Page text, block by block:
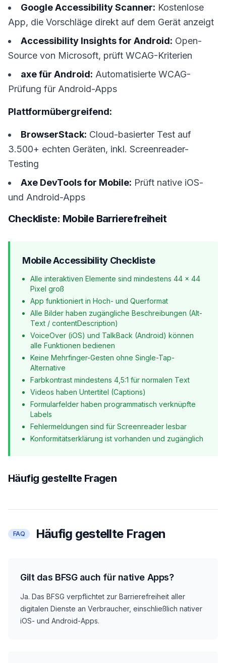
Google Accessibility Scanner: Kostenlose
App, die Vorschläge direkt auf dem Gerät anzeigt
Accessibility Insights for Android: Open-
Source von Microsoft, prüft WCAG-Kriterien
axe für Android: Automatisierte WCAG-
Prüfung für Android-Apps
Plattformübergreifend:
BrowserStack: Cloud-basierter Test auf
3.500+ echten Geräten, inkl. Screenreader-
Testing
Axe DevTools for Mobile: Prüft native iOS-
und Android-Apps
Checkliste: Mobile Barrierefreiheit
Mobile Accessibility Checkliste
Alle interaktiven Elemente sind mindestens 44 × 44
Pixel groß
App funktioniert in Hoch- und Querformat
Alle Bilder haben zugängliche Beschreibungen (Alt-
Text / contentDescription)
VoiceOver (iOS) und TalkBack (Android) können
alle Funktionen bedienen
Keine Mehrfinger-Gesten ohne Single-Tap-
Alternative
Farbkontrast mindestens 4,5:1 für normalen Text
Videos haben Untertitel (Captions)
Formularfelder haben programmatisch verknüpfte
Labels
Fehlermeldungen sind für Screenreader lesbar
Konformitätserklärung ist vorhanden und zugänglich
Häufig gestellte Fragen
FAQ Häufig gestellte Fragen
Gilt das BFSG auch für native Apps?
Ja. Das BFSG verpflichtet zur Barrierefreiheit aller
digitalen Dienste an Verbraucher, einschließlich nativer
iOS- und Android-Apps.